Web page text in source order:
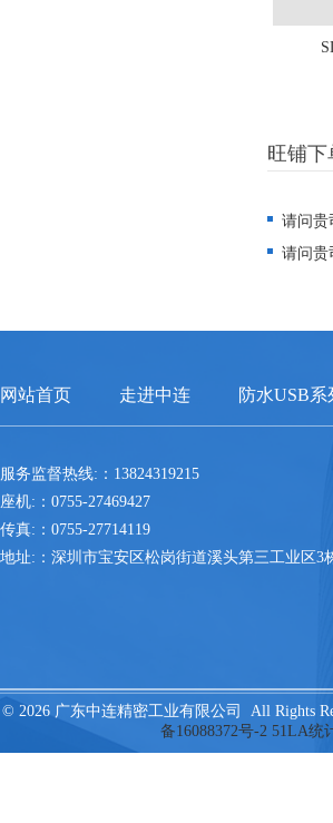
旺铺下
请问贵
请问贵
网站首页 走进中连 防水USB系
服务监督热线:：13824319215
座机:：0755-27469427
传真:：0755-27714119
地址:：深圳市宝安区松岗街道溪头第三工业区3
© 2026 广东中连精密工业有限公司 All Rights
备16088372号-2 51LA统